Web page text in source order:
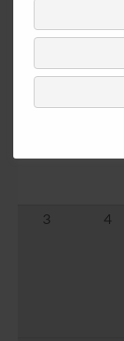
3 4